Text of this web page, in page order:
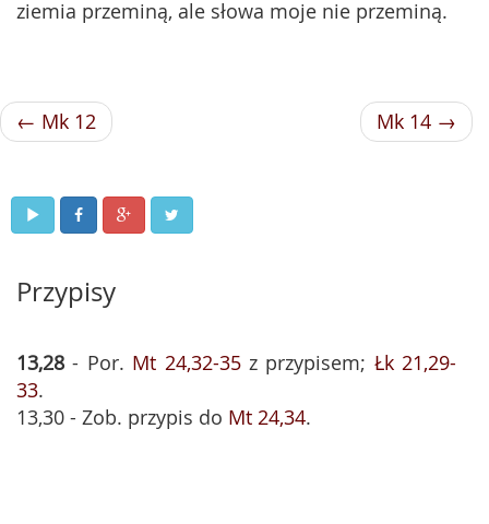
ziemia przeminą, ale słowa moje nie przeminą.
← Mk 12 Mk 14 →
Przypisy
13,28 - Por. Mt 24,32-35z przypisem; Łk 21,29-
33.
13,30 - Zob. przypis do Mt 24,34.